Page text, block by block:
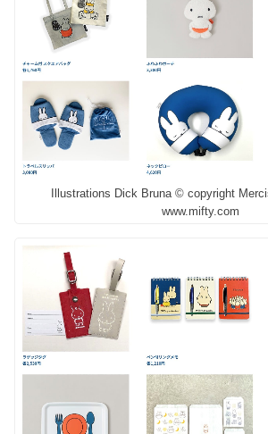
Illustrations Dick Bruna © copyright
www.mifty.com